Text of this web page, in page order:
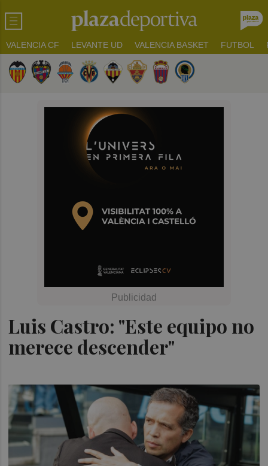
VALENCIA CF LEVANTE UD VALENCIA BASKET FUTBOL
Luis Castro: "Este equipo no
merece descender"